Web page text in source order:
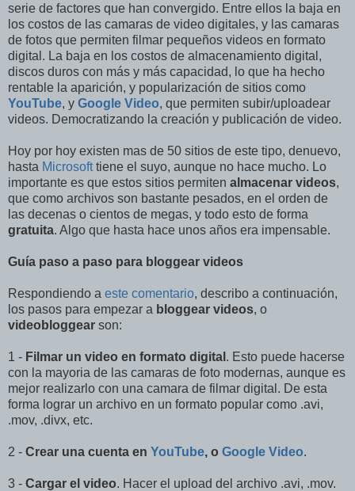
serie de factores que han convergido. Entre ellos la baja en
los costos de las camaras de video digitales, y las camaras
de fotos que permiten filmar pequeños videos en formato
digital. La baja en los costos de almacenamiento digital,
discos duros con más y más capacidad, lo que ha hecho
rentable la aparición, y popularización de sitios como
YouTube, y Google Video, que permiten subir/uploadear
videos. Democratizando la creación y publicación de video.
Hoy por hoy existen mas de 50 sitios de este tipo, denuevo,
hasta Microsofttiene el suyo, aunque no hace mucho. Lo
importante es que estos sitios permiten almacenar videos,
que como archivos son bastante pesados, en el orden de
las decenas o cientos de megas, y todo esto de forma
gratuita. Algo que hasta hace unos años era impensable.
Guía paso a paso para bloggear videos
Respondiendo a este comentario, describo a continuación,
los pasos para empezar a bloggear videos, o
videobloggear son:
1 - Filmar un video en formato digital . Esto puede hacerse
con la mayoria de las camaras de foto modernas, aunque es
mejor realizarlo con una camara de filmar digital. De esta
forma lograr un archivo en un formato popular como .avi,
.mov, .divx, etc.
2 - Crear una cuenta en YouTube, o Google Video.
3 - Cargar el video. Hacer el upload del archivo .avi, .mov.